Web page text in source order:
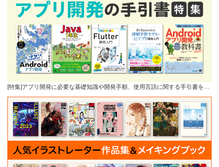
[特集]アプリ開発に必要な基礎知識や開発手順、使用言語に関する手引書を…